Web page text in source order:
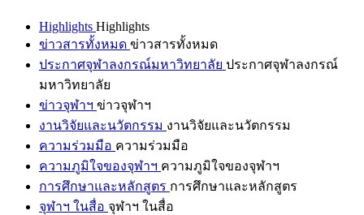
Highlights Highlights
ข่าวสารทั้งหมด ข่าวสารทั้งหมด
ประกาศจุฬาลงกรณ์มหาวิทยาลัย ประกาศจุฬาลงกรณ์
มหาวิทยาลัย
ข่าวจุฬาฯ ข่าวจุฬาฯ
งานวิจัยและนวัตกรรม งานวิจัยและนวัตกรรม
ความร่วมมือ ความร่วมมือ
ความภูมิใจของจุฬาฯ ความภูมิใจของจุฬาฯ
การศึกษาและหลักสูตร การศึกษาและหลักสูตร
จุฬาฯ ในสื่อ จุฬาฯ ในสื่อ